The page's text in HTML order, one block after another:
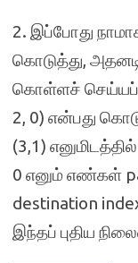
2. இப்போது
கொடுத்து,
கொள்ளச் செய்யப்
2, 0) என்பது
(3,1)
0 எனும் எண்கள்
destination
இந்தப் புதிய